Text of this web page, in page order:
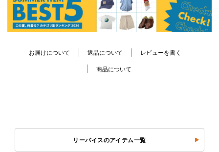
お届けについて 返品について レビューを書く
商品について
リーバイスのアイテム一覧